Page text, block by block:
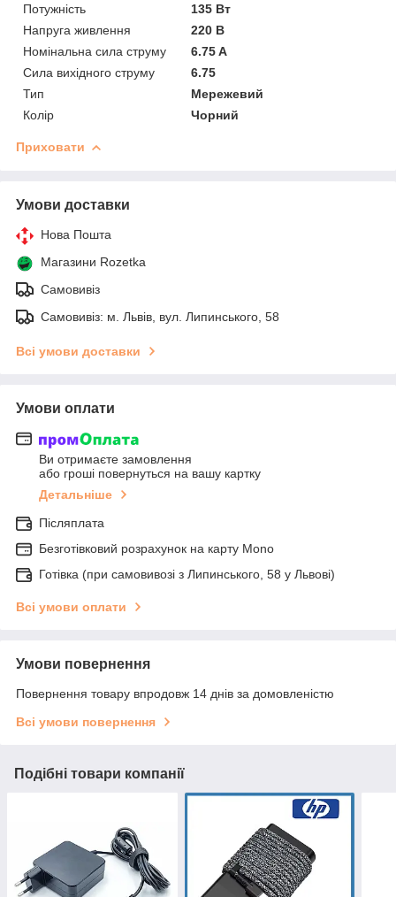
Потужність
135 Вт
Напруга живлення
220 В
Номінальна сила струму
6.75 A
Сила вихідного струму
6.75
Тип
Мережевий
Колір
Чорний
Приховати
Умови доставки
Нова Пошта
Магазини Rozetka
Самовивіз
Самовивіз: м. Львів, вул. Липинського, 58
Всі умови доставки
Умови оплати
Ви отримаєте замовлення
або гроші повернуться на вашу картку
Детальніше
Післяплата
Безготівковий розрахунок на карту Mono
Готівка (при самовивозі з Липинського, 58 у Львові)
Всі умови оплати
Умови повернення
Повернення товару впродовж 14 днів за домовленістю
Всі умови повернення
Подібні товари компанії